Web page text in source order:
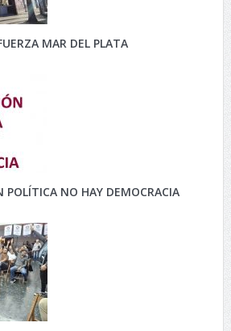
MAR DEL PLATA
POLÍTICA NO HAY DEMOCRACIA